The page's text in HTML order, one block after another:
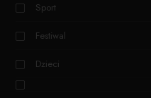
Sport
Festiwal
Dzieci